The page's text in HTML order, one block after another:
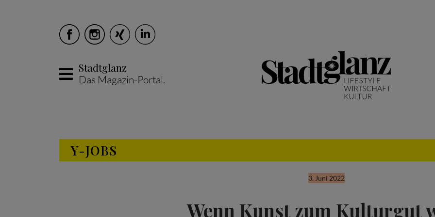
Stadtglanz
Das Magazin-Portal.
Y-JOBS
3. Juni 2022
Wenn Kunst zum Kulturgut